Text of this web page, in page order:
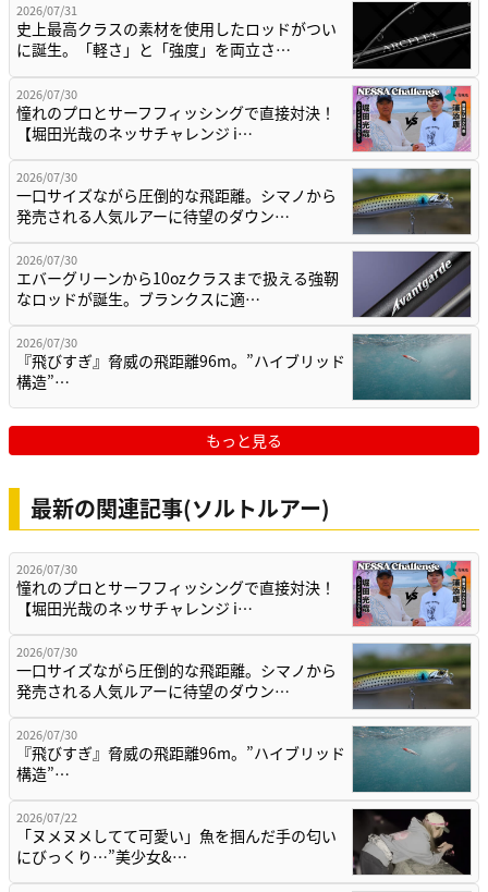
2026/07/31
史上最高クラスの素材を使用したロッドがつい
に誕生。「軽さ」と「強度」を両立さ…
2026/07/30
憧れのプロとサーフフィッシングで直接対決！
【堀田光哉のネッサチャレンジ i…
2026/07/30
一口サイズながら圧倒的な飛距離。シマノから
発売される人気ルアーに待望のダウン…
2026/07/30
エバーグリーンから10ozクラスまで扱える強靭
なロッドが誕生。ブランクスに適…
2026/07/30
『飛びすぎ』脅威の飛距離96m。”ハイブリッド
構造”…
もっと見る
最新の関連記事(ソルトルアー)
2026/07/30
憧れのプロとサーフフィッシングで直接対決！
【堀田光哉のネッサチャレンジ i…
2026/07/30
一口サイズながら圧倒的な飛距離。シマノから
発売される人気ルアーに待望のダウン…
2026/07/30
『飛びすぎ』脅威の飛距離96m。”ハイブリッド
構造”…
2026/07/22
「ヌメヌメしてて可愛い」魚を掴んだ手の匂い
にびっくり…”美少女&…